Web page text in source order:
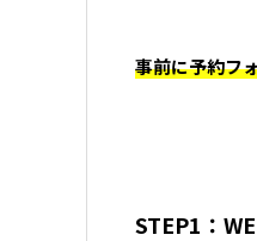
事前に予約フ
STEP1：